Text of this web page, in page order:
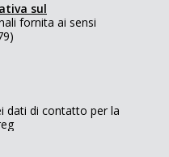
sul
fornita ai sensi
dati di contatto per la